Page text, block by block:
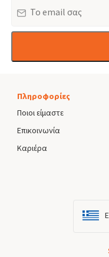
Πληροφορίες
Ποιοι είμαστε
Επικοινωνία
Καριέρα